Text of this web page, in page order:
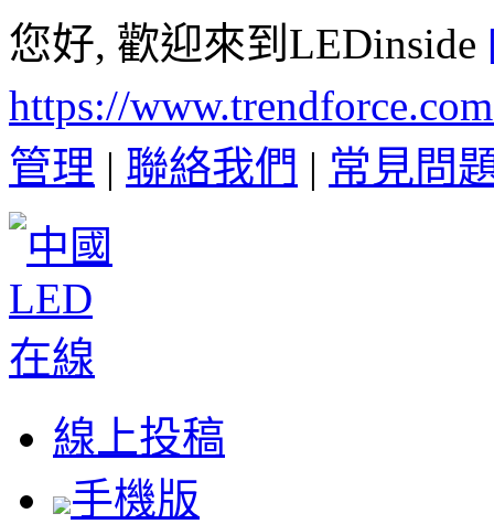
您好, 歡迎來到LEDinside
https://
管理 | 聯絡我們 | 常見問
線上投稿
手機版